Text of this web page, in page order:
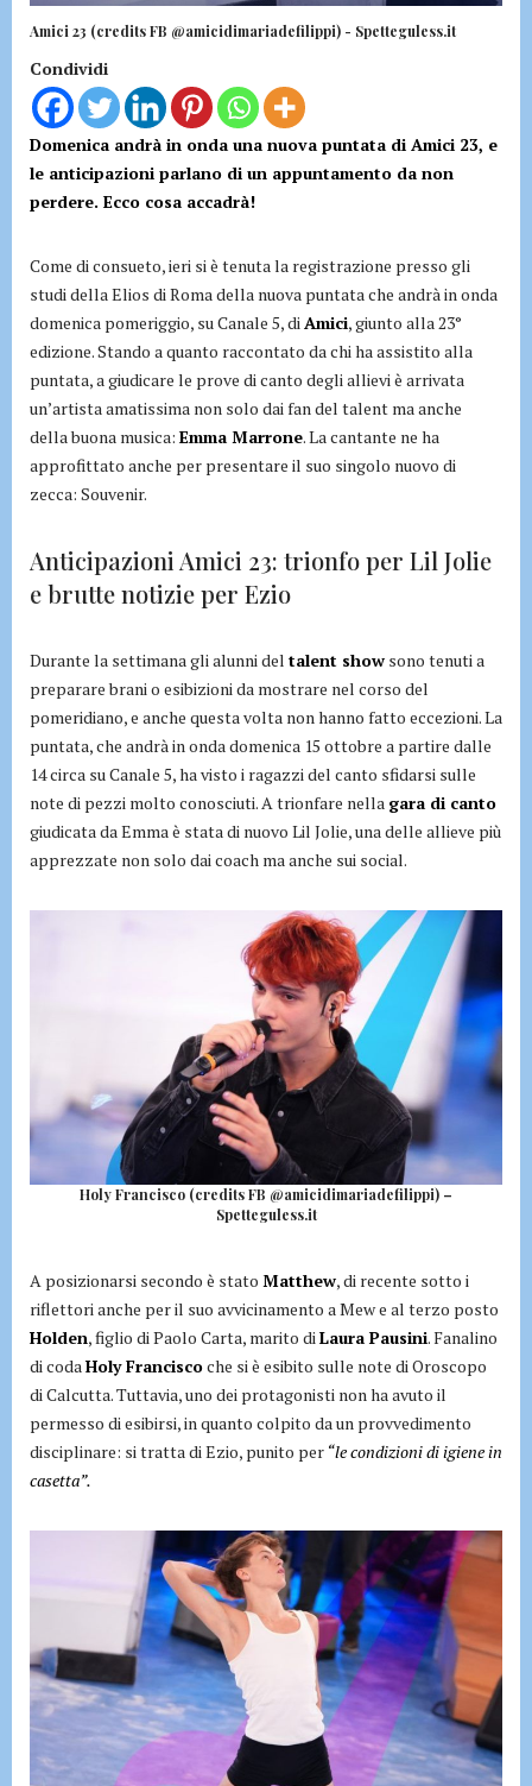
Amici 23 (credits FB @amicidimariadefilippi) - Spetteguless.it
Condividi
Domenica andrà in onda una nuova puntata di Amici 23, e
le anticipazioni parlano di un appuntamento da non
perdere. Ecco cosa accadrà!
Come di consueto, ieri si è tenuta la registrazione presso gli
studi della Elios di Roma della nuova puntata che andrà in onda
domenica pomeriggio, su Canale 5, diAmici, giunto alla 23°
edizione. Stando a quanto raccontato da chi ha assistito alla
puntata, a giudicare le prove di canto degli allievi è arrivata
un’artista amatissima non solo dai fan del talent ma anche
della buona musica: Emma Marrone. La cantante ne ha
approfittato anche per presentare il suo singolo nuovo di
zecca: Souvenir.
Anticipazioni Amici 23: trionfo per Lil Jolie
e brutte notizie per Ezio
Durante la settimana gli alunni del talent show sono tenuti a
preparare brani o esibizioni da mostrare nel corso del
pomeridiano, e anche questa volta non hanno fatto eccezioni. La
puntata, che andrà in onda domenica 15 ottobre a partire dalle
14 circa su Canale 5, ha visto i ragazzi del canto sfidarsi sulle
note di pezzi molto conosciuti. A trionfare nella gara di canto
giudicata da Emma è stata di nuovo Lil Jolie, una delle allieve più
apprezzate non solo dai coach ma anche sui social.
Holy Francisco (credits FB @amicidimariadefilippi) –
Spetteguless.it
A posizionarsi secondo è stato Matthew, di recente sotto i
riflettori anche per il suo avvicinamento a Mew e al terzo posto
Holden, figlio di Paolo Carta, marito diLaura Pausini. Fanalino
di codaHoly Franciscoche si è esibito sulle note di Oroscopo
di Calcutta. Tuttavia, uno dei protagonisti non ha avuto il
permesso di esibirsi, in quanto colpito da un provvedimento
disciplinare: si tratta di Ezio, punito per “le condizioni di igiene in
casetta”.